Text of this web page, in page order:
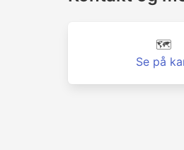
🗺️
Se på